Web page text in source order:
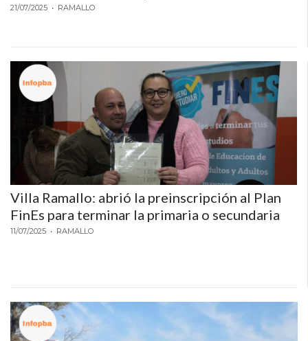
21/07/2025 • RAMALLO
Villa Ramallo: abrió la preinscripción al Plan
FinEs para terminar la primaria o secundaria
11/07/2025 • RAMALLO